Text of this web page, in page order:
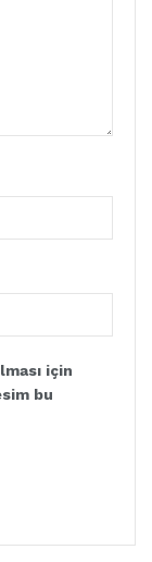
için
bu